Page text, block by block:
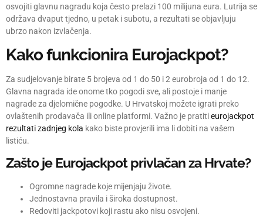
osvojiti glavnu nagradu koja često prelazi 100 milijuna eura. Lutrija se
održava dvaput tjedno, u petak i subotu, a rezultati se objavljuju
ubrzo nakon izvlačenja.
Kako funkcionira Eurojackpot?
Za sudjelovanje birate 5 brojeva od 1 do 50 i 2 eurobroja od 1 do 12.
Glavna nagrada ide onome tko pogodi sve, ali postoje i manje
nagrade za djelomične pogodke. U Hrvatskoj možete igrati preko
ovlaštenih prodavača ili online platformi. Važno je pratitieurojackpot
rezultati zadnjeg kola kako biste provjerili ima li dobiti na vašem
listiću.
Zašto je Eurojackpot privlačan za Hrvate?
Ogromne nagrade koje mijenjaju živote.
Jednostavna pravila i široka dostupnost.
Redoviti jackpotovi koji rastu ako nisu osvojeni.